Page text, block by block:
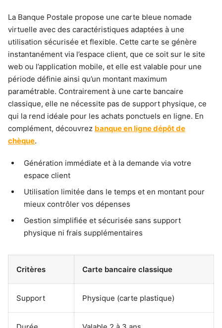
La Banque Postale propose une carte bleue nomade
virtuelle avec des caractéristiques adaptées à une
utilisation sécurisée et flexible. Cette carte se génère
instantanément via l’espace client, que ce soit sur le site
web ou l’application mobile, et elle est valable pour une
période définie ainsi qu’un montant maximum
paramétrable. Contrairement à une carte bancaire
classique, elle ne nécessite pas de support physique, ce
qui la rend idéale pour les achats ponctuels en ligne. En
complément, découvrez banque en ligne dépôt de
chèque.
Génération immédiate et à la demande via votre
espace client
Utilisation limitée dans le temps et en montant pour
mieux contrôler vos dépenses
Gestion simplifiée et sécurisée sans support
physique ni frais supplémentaires
Critères Carte bancaire classique
Support Physique (carte plastique)